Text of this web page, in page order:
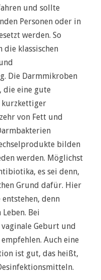
und sollte
Personen oder in
werden. So
die klassischen
Die Darmmikroben
die eine gute
von Fett und
bilden
werden. Möglichst
es sei denn,
Grund dafür. Hier
denn
Bei
Geburt und
Auch eine
ist gut, das heißt,